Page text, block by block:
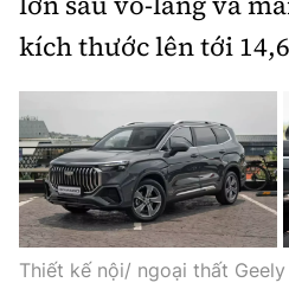
kích thước lên tới
Thiết kế nội/ ngoại thất Geely